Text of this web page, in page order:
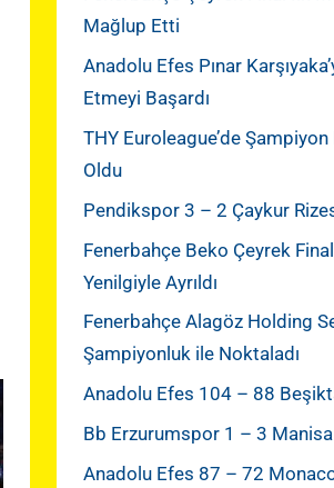
Mağlup Etti
Anadolu Efes Pınar
Etmeyi Başardı
THY Euroleague’de
Oldu
Pendikspor 3 – 2 Çaykur
Fenerbahçe Beko Çeyrek
Yenilgiyle Ayrıldı
Fenerbahçe Alagöz Holding
Şampiyonluk ile Noktaladı
Anadolu Efes 104 – 88
Bb Erzurumspor 1 – 3
Anadolu Efes 87 – 72